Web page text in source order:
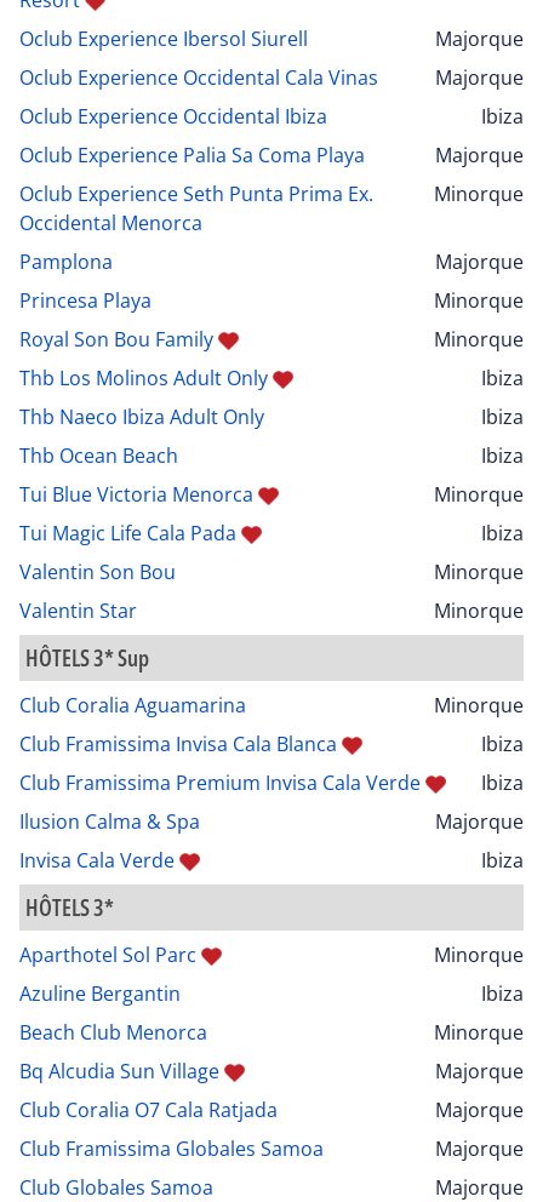
Oclub Experience Ibersol Siurell
Majorque
Oclub Experience Occidental Cala Vinas
Majorque
Oclub Experience Occidental Ibiza
Ibiza
Oclub Experience Palia Sa Coma Playa
Majorque
Oclub Experience Seth Punta Prima Ex.
Occidental Menorca
Minorque
Pamplona
Majorque
Princesa Playa
Minorque
Royal Son Bou Family
Minorque
Thb Los Molinos Adult Only
Ibiza
Thb Naeco Ibiza Adult Only
Ibiza
Thb Ocean Beach
Ibiza
Tui Blue Victoria Menorca
Minorque
Tui Magic Life Cala Pada
Ibiza
Valentin Son Bou
Minorque
Valentin Star
Minorque
HÔTELS 3* Sup
Club Coralia Aguamarina
Minorque
Club Framissima Invisa Cala Blanca
Ibiza
Club Framissima Premium Invisa Cala Verde
Ibiza
Ilusion Calma & Spa
Majorque
Invisa Cala Verde
Ibiza
HÔTELS 3*
Aparthotel Sol Parc
Minorque
Azuline Bergantin
Ibiza
Beach Club Menorca
Minorque
Bq Alcudia Sun Village
Majorque
Club Coralia O7 Cala Ratjada
Majorque
Club Framissima Globales Samoa
Majorque
Club Globales Samoa
Majorque